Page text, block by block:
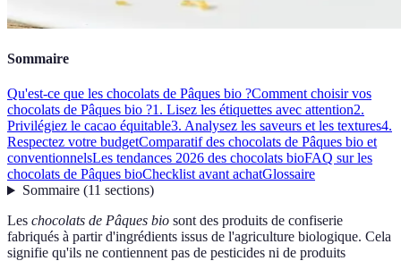
Sommaire
Qu'est-ce que les chocolats de Pâques bio ?Comment choisir vos
chocolats de Pâques bio ?1. Lisez les étiquettes avec attention2.
Privilégiez le cacao équitable3. Analysez les saveurs et les textures4.
Respectez votre budgetComparatif des chocolats de Pâques bio et
conventionnelsLes tendances 2026 des chocolats bioFAQ sur les
chocolats de Pâques bioChecklist avant achatGlossaire
Sommaire(11 sections)
Les chocolats de Pâques bio sont des produits de confiserie
fabriqués à partir d'ingrédients issus de l'agriculture biologique. Cela
signifie qu'ils ne contiennent pas de pesticides ni de produits